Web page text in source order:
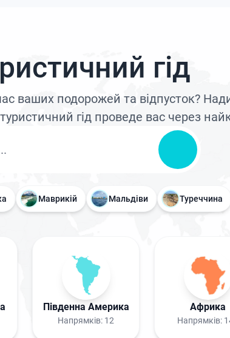
гід
ваших подорожей та відпусток?
гід проведе вас через
Маврикій Мальдіви Туреччина
Південна Америка
Напрямків: 12
Африка
Напрямків: